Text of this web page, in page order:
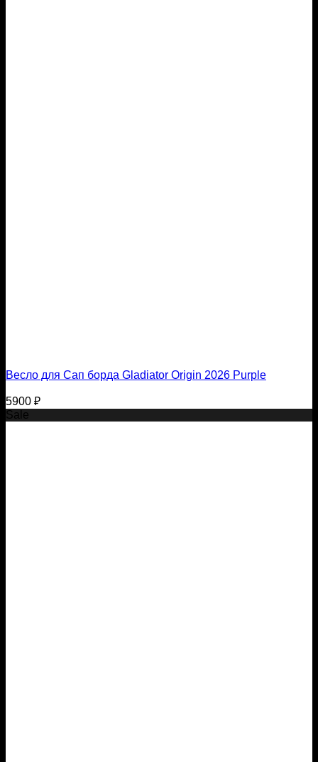
Весло для Сап борда Gladiator Origin 2026 Purple
5900 ₽
Sale